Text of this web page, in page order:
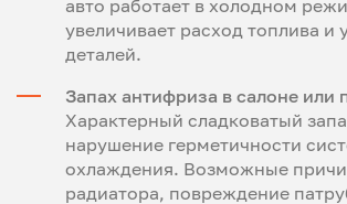
авто работает в холодном
увеличивает расход топлива и
деталей.
Запах антифриза в салоне или
Характерный сладковатый
нарушение герметичности
охлаждения. Возможные
радиатора, повреждение